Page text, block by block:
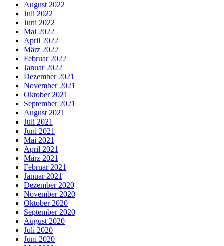
August 2022
Juli 2022
Juni 2022
Mai 2022
April 2022
März 2022
Februar 2022
Januar 2022
Dezember 2021
November 2021
Oktober 2021
September 2021
August 2021
Juli 2021
Juni 2021
Mai 2021
April 2021
März 2021
Februar 2021
Januar 2021
Dezember 2020
November 2020
Oktober 2020
September 2020
August 2020
Juli 2020
Juni 2020